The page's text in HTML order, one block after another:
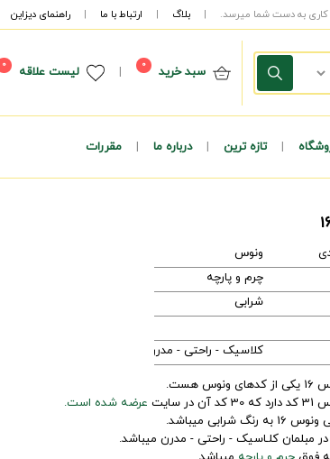
| بلاگ | ارتباط با ما | راهنمای دیزاین
سبد خرید 0
| لیست علاقه 0
| تازه ترین | درباره ما | مقررات
ونوس
چرم و پارچه
شرابی
کلاسیک - راحتی - مدرن
هست.
سایت
عرضه شده است.
شرابی میباشد.
در مبلمان کلـاسیک - راحتی - مدرن میباشد.